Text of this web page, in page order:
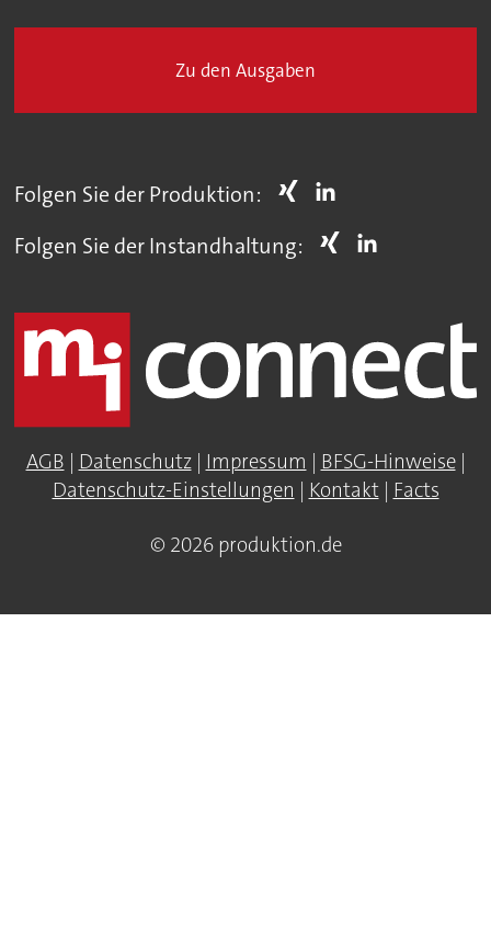
Zu den Ausgaben
Folgen Sie der Produktion:
Folgen Sie der Instandhaltung:
AGB | Datenschutz| Impressum | BFSG-Hinweise|
Datenschutz-Einstellungen | Kontakt| Facts
© 2026 produktion.de